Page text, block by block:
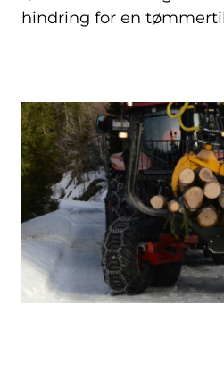
hindring for en